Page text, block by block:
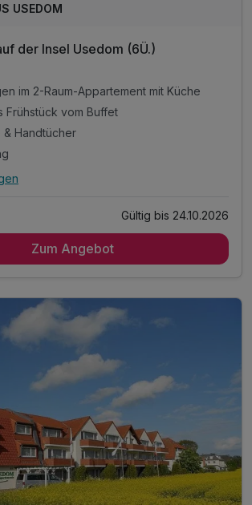
USEDOM
der Insel Usedom (6Ü.)
im 2-Raum-Appartement mit Küche
Frühstück vom Buffet
& Handtücher
Frühstück vom Buffet
Strom
Gültig bis 24.10.2026
Zum Angebot